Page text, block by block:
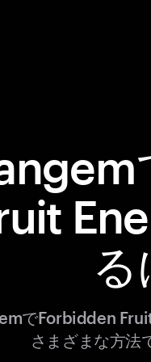
る
でForbidden
さまざまな方法